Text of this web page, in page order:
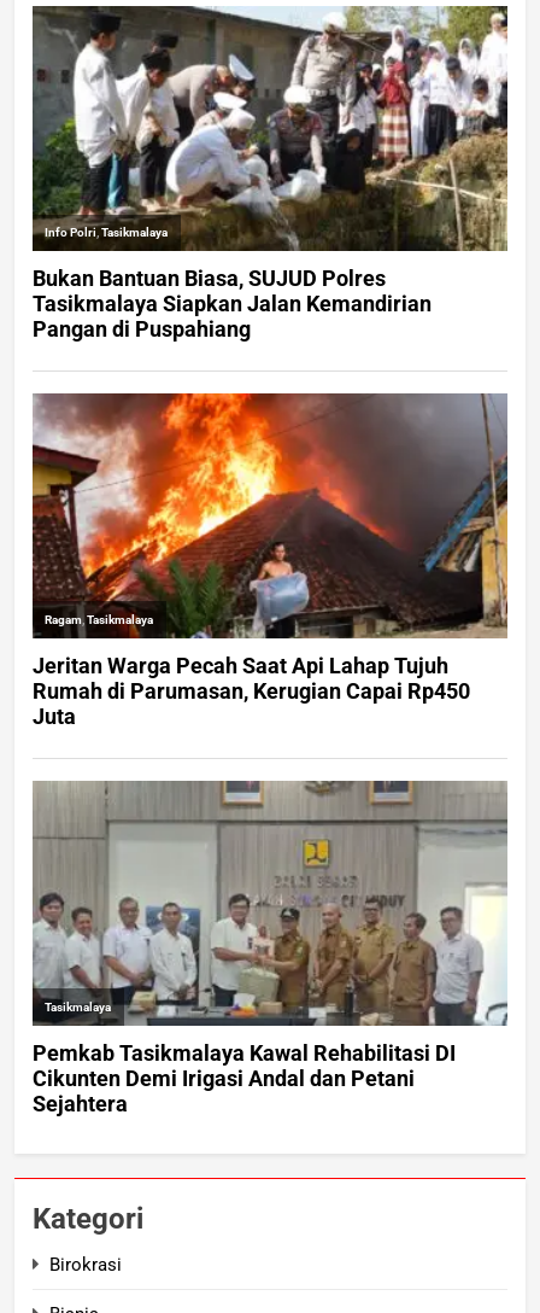
Kategori
Birokrasi